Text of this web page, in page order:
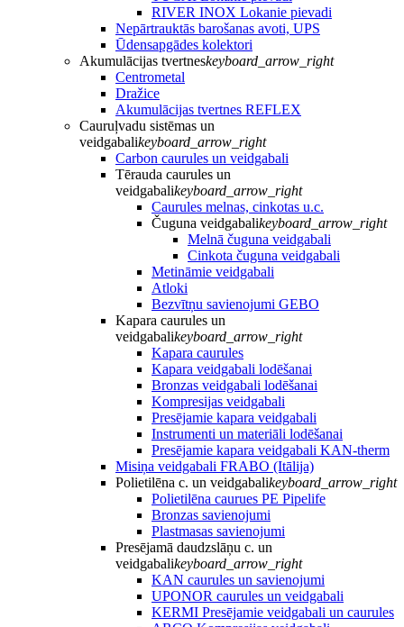
RIVER INOX Lokanie pievadi
Nepārtrauktās barošanas avoti, UPS
Ūdensapgādes kolektori
Akumulācijas tvertneskeyboard_arrow_right
Centrometal
Dražice
Akumulācijas tvertnes REFLEX
Cauruļvadu sistēmas un
veidgabalikeyboard_arrow_right
Carbon caurules un veidgabali
Tērauda caurules un
veidgabalikeyboard_arrow_right
Caurules melnas, cinkotas u.c.
Čuguna veidgabalikeyboard_arrow_right
Melnā čuguna veidgabali
Cinkota čuguna veidgabali
Metināmie veidgabali
Atloki
Bezvītņu savienojumi GEBO
Kapara caurules un
veidgabalikeyboard_arrow_right
Kapara caurules
Kapara veidgabali lodēšanai
Bronzas veidgabali lodēšanai
Kompresijas veidgabali
Presējamie kapara veidgabali
Instrumenti un materiāli lodēšanai
Presējamie kapara veidgabali KAN-therm
Misiņa veidgabali FRABO (Itālija)
Polietilēna c. un veidgabalikeyboard_arrow_right
Polietilēna caurues PE Pipelife
Bronzas savienojumi
Plastmasas savienojumi
Presējamā daudzslāņu c. un
veidgabalikeyboard_arrow_right
KAN caurules un savienojumi
UPONOR caurules un veidgabali
KERMI Presējamie veidgabali un caurules